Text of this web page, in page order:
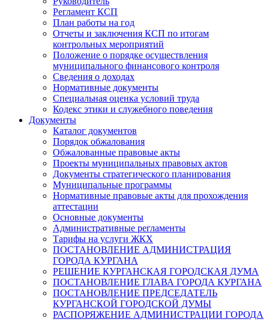
Регламент КСП
План работы на год
Отчеты и заключения КСП по итогам
контрольных мероприятий
Положение о порядке осуществления
муниципального финансового контроля
Сведения о доходах
Нормативные документы
Специальная оценка условий труда
Кодекс этики и служебного поведения
Документы
Каталог документов
Порядок обжалования
Обжалованные правовые акты
Проекты муниципальных правовых актов
Документы стратегического планирования
Муниципальные программы
Нормативные правовые акты для прохождения
аттестации
Основные документы
Административные регламенты
Тарифы на услуги ЖКХ
ПОСТАНОВЛЕНИЕ АДМИНИСТРАЦИЯ
ГОРОДА КУРГАНА
РЕШЕНИЕ КУРГАНСКАЯ ГОРОДСКАЯ ДУМА
ПОСТАНОВЛЕНИЕ ГЛАВА ГОРОДА КУРГАНА
ПОСТАНОВЛЕНИЕ ПРЕДСЕДАТЕЛЬ
КУРГАНСКОЙ ГОРОДСКОЙ ДУМЫ
РАСПОРЯЖЕНИЕ АДМИНИСТРАЦИИ ГОРОДА